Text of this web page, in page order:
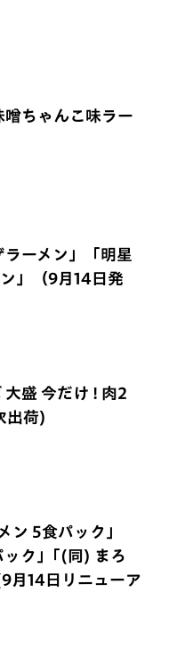
噌ちゃんこ味ラー
ラーメン」「明星
」（9月14日発
大盛 今だけ ! 肉2
出荷)
ン 5食パック」
ック」｢(同) まろ
月14日リニューア